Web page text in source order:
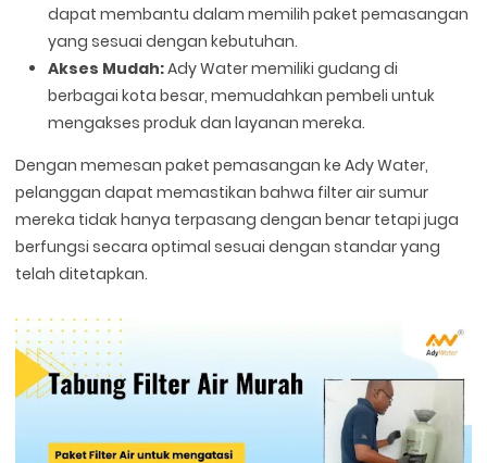
dapat membantu dalam memilih paket pemasangan
yang sesuai dengan kebutuhan.
Akses Mudah:Ady Water memiliki gudang di
berbagai kota besar, memudahkan pembeli untuk
mengakses produk dan layanan mereka.
Dengan memesan paket pemasangan ke Ady Water,
pelanggan dapat memastikan bahwa filter air sumur
mereka tidak hanya terpasang dengan benar tetapi juga
berfungsi secara optimal sesuai dengan standar yang
telah ditetapkan.